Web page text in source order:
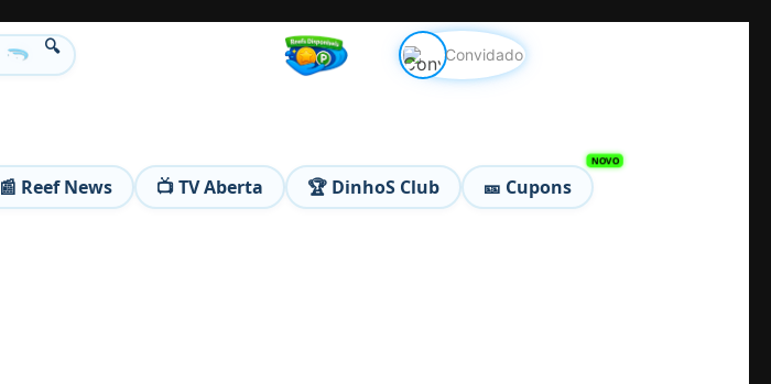
🔍 Convidado
📰 Reef News 📺 TV Aberta 🏆 DinhoS Club 🎫 Cupons